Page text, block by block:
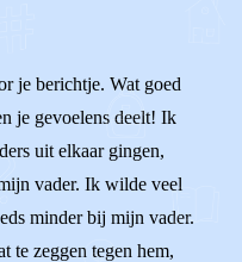
je berichtje. Wat goed
je gevoelens deelt! Ik
uit elkaar gingen,
vader. Ik wilde veel
minder bij mijn vader.
te zeggen tegen hem,